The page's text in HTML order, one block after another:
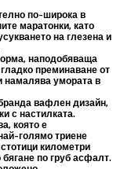
по-широка в
маратонки, като
на глезена и
наподобяваща
преминаване от
намалява умората в
вафлен дизайн,
с настилката.
която е
голямо триене
километри
по груб асфалт.